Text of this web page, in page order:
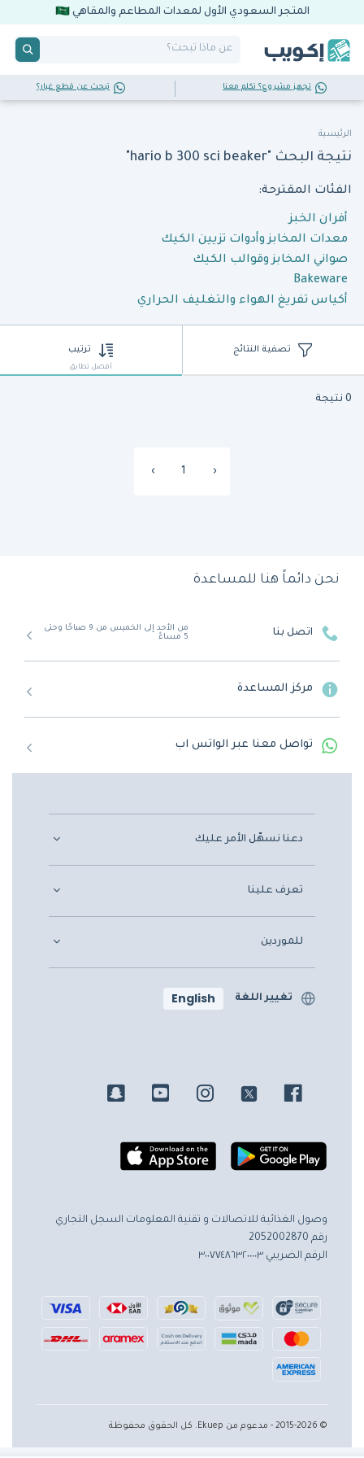
المتجر السعودي الأول لمعدات المطاعم والمقاهي
تجهز مشروع؟ تكلم معنا تبحث عن قطع غيار؟
الرئيسية
نتيجة البحث "hario b 300 sci beaker"
الفئات المقترحة:
أفران الخبز
معدات المخابز وأدوات تزيين الكيك
صواني المخابز وقوالب الكيك
Bakeware
أكياس تفريغ الهواء والتغليف الحراري
تصفية النتائج ترتيب
أفضل تطابق
0 نتيجة
‹
1
›
نحن دائماً هنا للمساعدة
اتصل بنا
من الأحد إلى الخميس من 9 صباحًا وحتى
5 مساءً
مركز المساعدة
تواصل معنا عبر الواتس اب
دعنا نسهّل الأمر عليك
تعرف علينا
للموردين
تغيير اللغة English
وصول الغذائية للاتصالات و تقنية المعلومات السجل التجاري
رقم 2052002870
الرقم الضريبي ٣٠٠٧٧٤٨٦٣٢٠٠٠٠٣
© 2015-2026 - مدعوم من Ekuep. كل الحقوق محفوظة